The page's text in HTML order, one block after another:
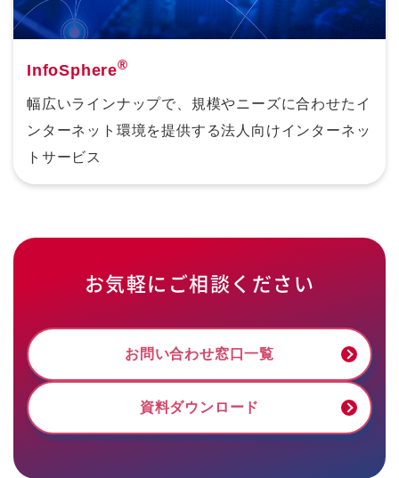
InfoSphere®
幅広いラインナップで、規模やニーズに合わせたイ
ンターネット環境を提供する法人向けインターネッ
トサービス
お気軽にご相談ください
お問い合わせ窓口一覧
資料ダウンロード